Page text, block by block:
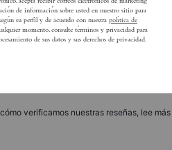
verificamos nuestras reseñas, lee más